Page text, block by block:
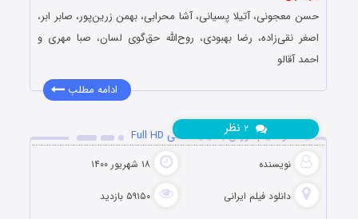
حسن معجونی، آتیلا پسیانی، آشا محرابی، بهمن زرین‌پور، صابر ابر،
اصغر نقی‌زاده، رضا بهبودی، روح‌الله حق‌گوی لسان، صبا مهری و
احمد آقالو
ادامه مطلب
دانلود فیلم گورکن با کیفیت عالی Full HD
نویسنده ۱۸ شهریور ۱۴۰۰
دانلود فیلم‌ ایرانی ۵۹۱۵۰ بازدید
۲ نظر